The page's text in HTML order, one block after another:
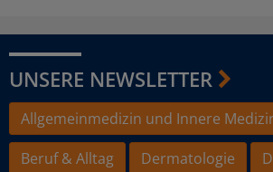
UNSERE NEWSLETTER
Allgemeinmedizin und Innere
Beruf & Alltag
Dermatologie